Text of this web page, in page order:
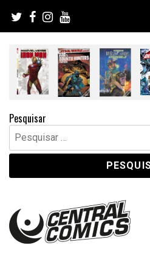
content
Pesquisar
Pesquisar
por: